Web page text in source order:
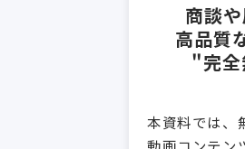
商談
高品質
"完全
本資料では、
動画コンテン